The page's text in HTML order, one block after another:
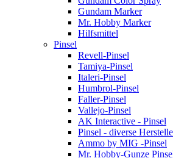
Gundam Marker
Mr. Hobby Marker
Hilfsmittel
Pinsel
Revell-Pinsel
Tamiya-Pinsel
Italeri-Pinsel
Humbrol-Pinsel
Faller-Pinsel
Vallejo-Pinsel
AK Interactive - Pinsel
Pinsel - diverse
Ammo by MIG -Pinsel
Mr. Hobby-Gunze